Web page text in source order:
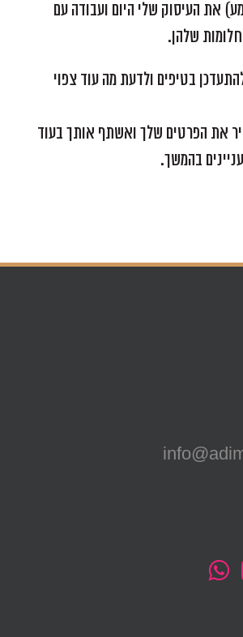
את העיסוק שלי היום ועבודה עם
שלהן.
בטיפים ולדעת מה עוד צפוי
את הפרטים שלך ואשתף אותך בעוד
בהמשך.